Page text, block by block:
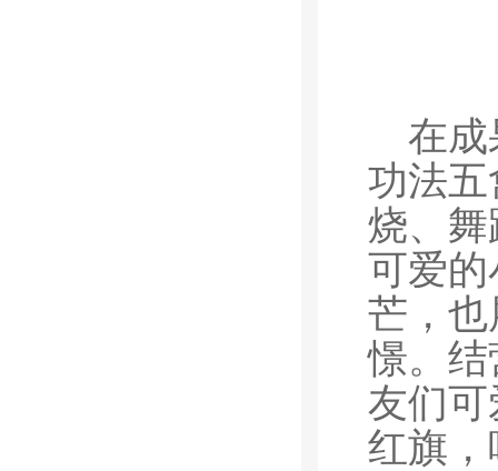
在成
功法
烧、
可爱
芒，
憬。
友们
红旗